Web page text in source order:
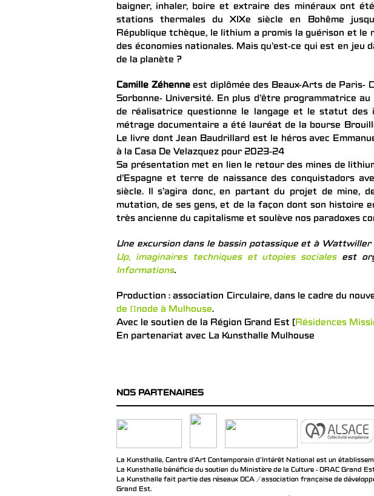
baigner, inhaler, boire et extraire des minéraux ont
stations thermales du XIXe siècle en Bohême
République tchèque, le lithium a promis la guérison et le
des économies nationales. Mais qu’est-ce qui est en jeu
de la planète ?
Camille Zéhenneest diplômée des Beaux-Arts de Paris-
Sorbonne- Université. En plus d’être programmatrice
de réalisatrice questionne le langage et le statut des
métrage documentaire a été lauréat de la bourse
Le livre dont Jean Baudrillard est le héros avec
à la Casa De Velazquez pour 2023-24
Sa présentation met en lien le retour des mines de
d’Espagne et terre de naissance des conquistadors
siècle. Il s’agira donc, en partant du projet de mine,
mutation, de ses gens, et de la façon dont son histoire
très ancienne du capitalisme et soulève nos paradoxes
Une excursion dans le bassin potassique et à Wattwiller
Up, imaginaires techniques et utopies socialesest
Informations.
Production : association Circulaire, dans le cadre du
de Πnode à Mulhouse.
Avec le soutien de la Région Grand Est (Résidences
En partenariat avec La Kunsthalle Mulhouse
NOS PARTENAIRES
La Kunsthalle, Centre d’Art Contemporain d’Intérêt National est un
La Kunsthalle bénéficie du soutien du Ministère de la Culture - DRAC Grand
La Kunsthalle fait partie des réseaux DCA / association française de
Grand Est.